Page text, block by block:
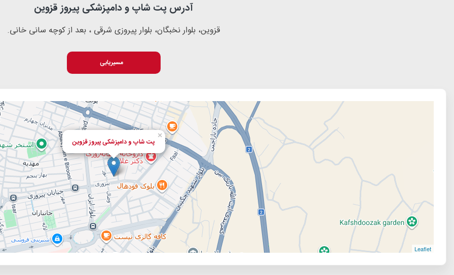
آدرس پت شاپ و دامپزشکی پیروز قزوین
قزوین، بلوار نخبگان، بلوار پیروزی شرقی ، بعد از کوچه سانی خانی.
مسیریابی
پت شاپ و دامپزشکی پیروز قزوین
×
Leaflet